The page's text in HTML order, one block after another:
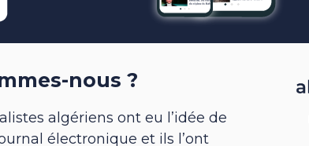
nous ?
algériens ont eu l’idée de
électronique et ils l’ont